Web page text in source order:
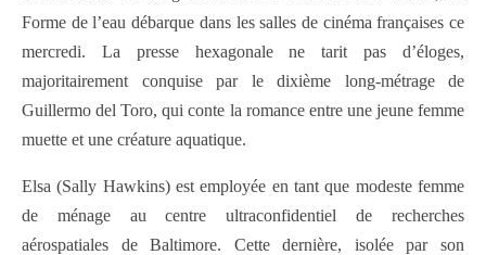
Forme de l’eau débarque dans les salles de cinéma françaises ce
mercredi. La presse hexagonale ne tarit pas d’éloges,
majoritairement conquise par le dixième long-métrage de
Guillermo del Toro, qui conte la romance entre une jeune femme
muette et une créature aquatique.
Elsa (Sally Hawkins) est employée en tant que modeste femme
de ménage au centre ultraconfidentiel de recherches
aérospatiales de Baltimore. Cette dernière, isolée par son